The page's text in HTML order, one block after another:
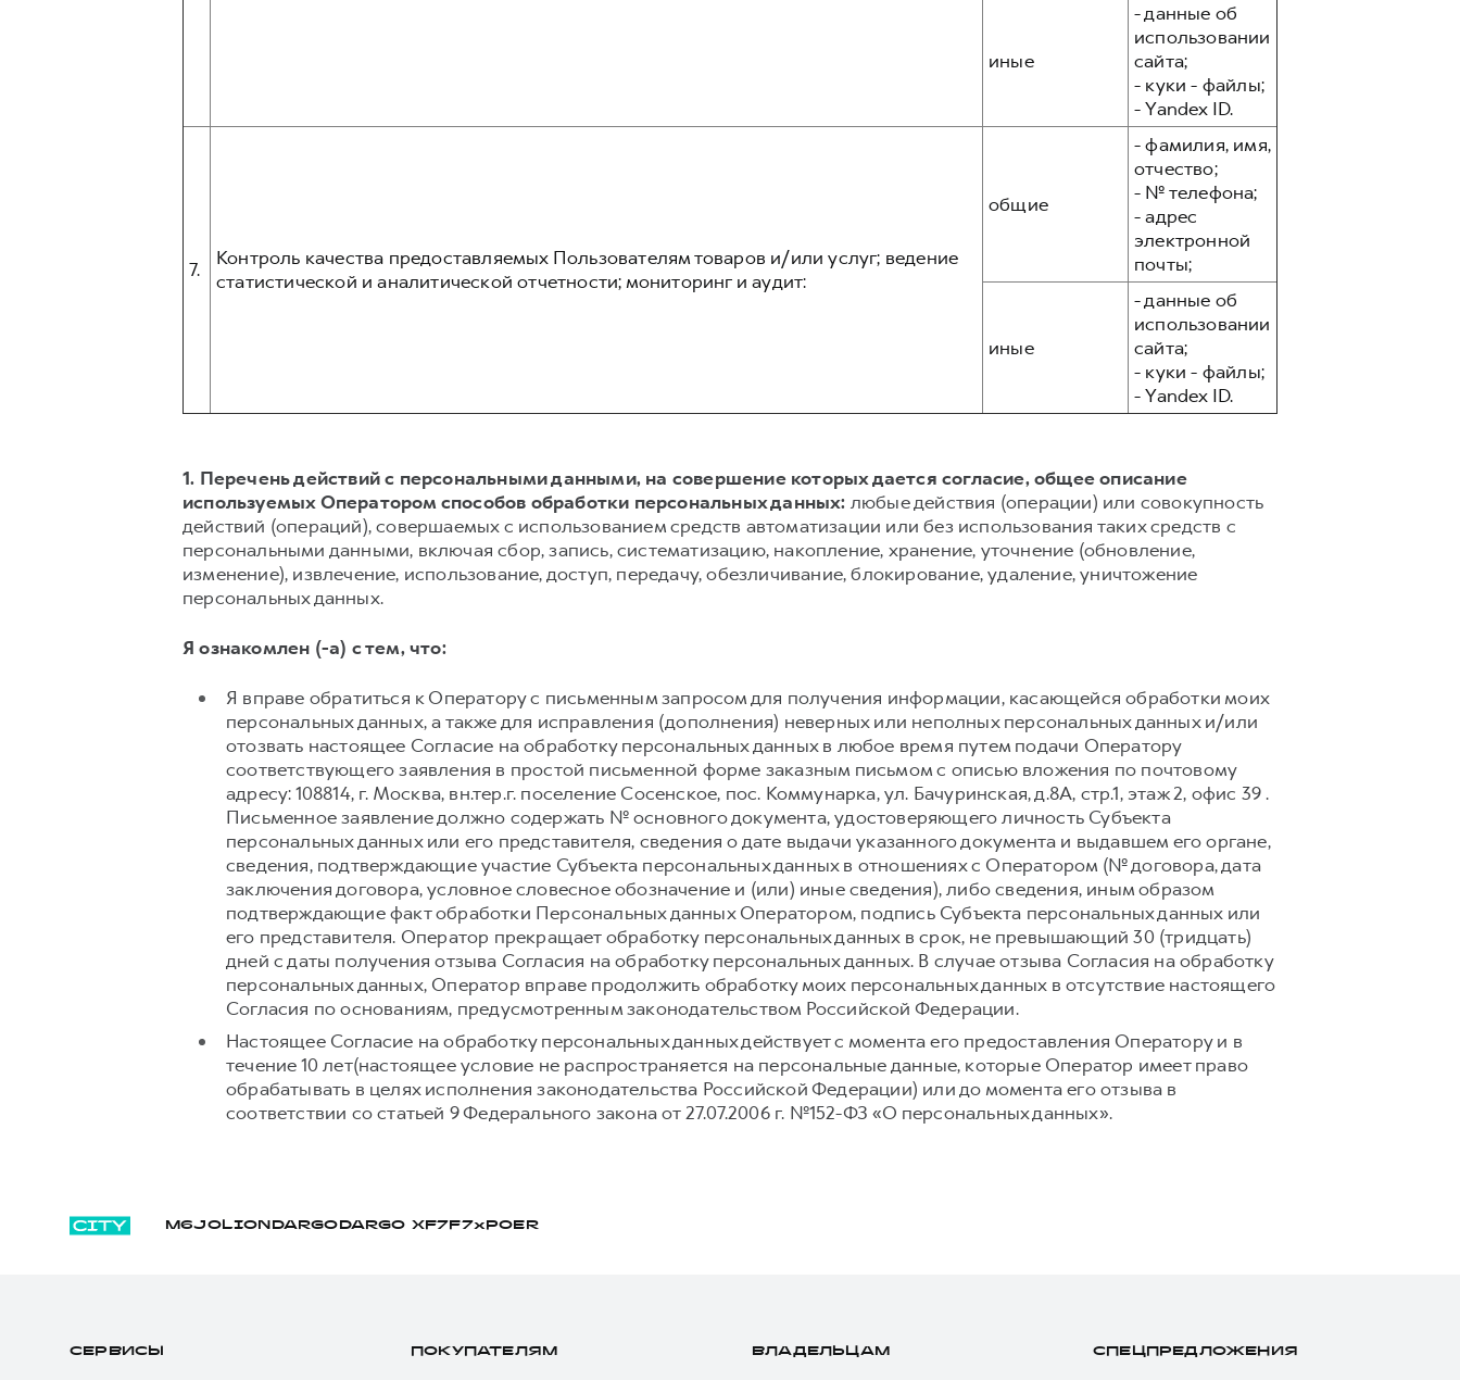
иные
- данные об
использовании
сайта;
- куки - файлы;
- Yandex ID.
7.
Контроль качества предоставляемых Пользователям товаров и/или услуг; ведение
статистической и аналитической отчетности; мониторинг и аудит:
общие
- фамилия, имя,
отчество;
- № телефона;
- адрес
электронной
почты;
иные
- данные об
использовании
сайта;
- куки - файлы;
- Yandex ID.
1. Перечень действий с персональными данными, на совершение которых дается согласие, общее описание
используемых Оператором способов обработки персональных данных: любые действия (операции) или совокупность
действий (операций), совершаемых с использованием средств автоматизации или без использования таких средств с
персональными данными, включая сбор, запись, систематизацию, накопление, хранение, уточнение (обновление,
изменение), извлечение, использование, доступ, передачу, обезличивание, блокирование, удаление, уничтожение
персональных данных.
Я ознакомлен (-а) с тем, что:
Я вправе обратиться к Оператору с письменным запросом для получения информации, касающейся обработки моих
персональных данных, а также для исправления (дополнения) неверных или неполных персональных данных и/или
отозвать настоящее Согласие на обработку персональных данных в любое время путем подачи Оператору
соответствующего заявления в простой письменной форме заказным письмом с описью вложения по почтовому
адресу: 108814, г. Москва, вн.тер.г. поселение Сосенское, пос. Коммунарка, ул. Бачуринская, д.8А, стр.1, этаж 2, офис 39 .
Письменное заявление должно содержать № основного документа, удостоверяющего личность Субъекта
персональных данных или его представителя, сведения о дате выдачи указанного документа и выдавшем его органе,
сведения, подтверждающие участие Субъекта персональных данных в отношениях с Оператором (№ договора, дата
заключения договора, условное словесное обозначение и (или) иные сведения), либо сведения, иным образом
подтверждающие факт обработки Персональных данных Оператором, подпись Субъекта персональных данных или
его представителя. Оператор прекращает обработку персональных данных в срок, не превышающий 30 (тридцать)
дней с даты получения отзыва Согласия на обработку персональных данных. В случае отзыва Согласия на обработку
персональных данных, Оператор вправе продолжить обработку моих персональных данных в отсутствие настоящего
Согласия по основаниям, предусмотренным законодательством Российской Федерации.
Настоящее Согласие на обработку персональных данных действует с момента его предоставления Оператору и в
течение 10 лет(настоящее условие не распространяется на персональные данные, которые Оператор имеет право
обрабатывать в целях исполнения законодательства Российской Федерации) или до момента его отзыва в
соответствии со статьей 9 Федерального закона от 27.07.2006 г. №152-ФЗ «О персональных данных».
M6JOLION DARGO DARGO Х F7 F7x POER
СЕРВИСЫ ПОКУПАТЕЛЯМ ВЛАДЕЛЬЦАМ СПЕЦПРЕДЛОЖЕНИЯ